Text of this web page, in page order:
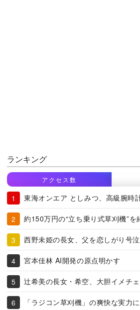
ランキング
アクセス数
東海オンエア としみつ、高級腕時
約150万円の“立ち乗り式草刈機”を
西野未姫の長女、父を恋しがり号泣
宮本佳林 AI開発の原点明かす
辻希美の長女・希空、大胆イメチ
「ラジコン草刈機」の爽快な実力